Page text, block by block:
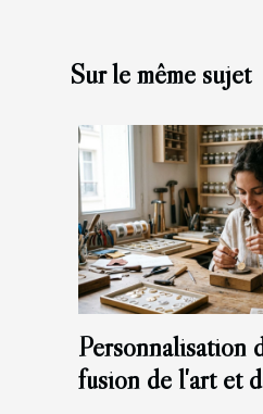
Sur le même sujet
Personnalisation
fusion de l'art et